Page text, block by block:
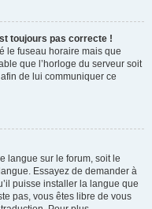
toujours pas correcte !
le fuseau horaire mais que
que l’horloge du serveur soit
de lui communiquer ce
langue sur le forum, soit le
Essayez de demander à
puisse installer la langue que
pas, vous êtes libre de vous